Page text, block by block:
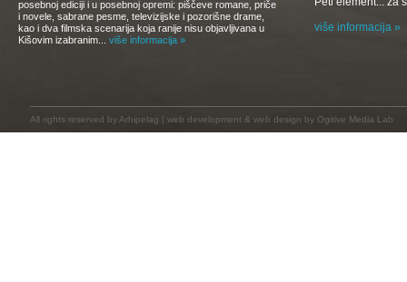
posebnoj ediciji i u posebnoj opremi: piščeve romane, priče
i novele, sabrane pesme, televizijske i pozorišne drame,
kao i dva filmska scenarija koja ranije nisu objavljivana u
Kišovim izabranim... više informacija »
više informacija »
All rights reserved by Arhipelag | web development & web design by Ogitive Media Lab